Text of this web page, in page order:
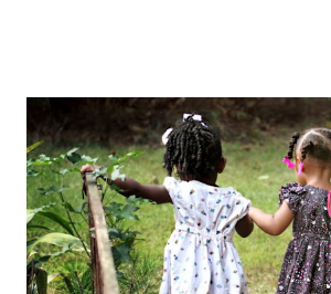
com rapidez e brilhantismo.